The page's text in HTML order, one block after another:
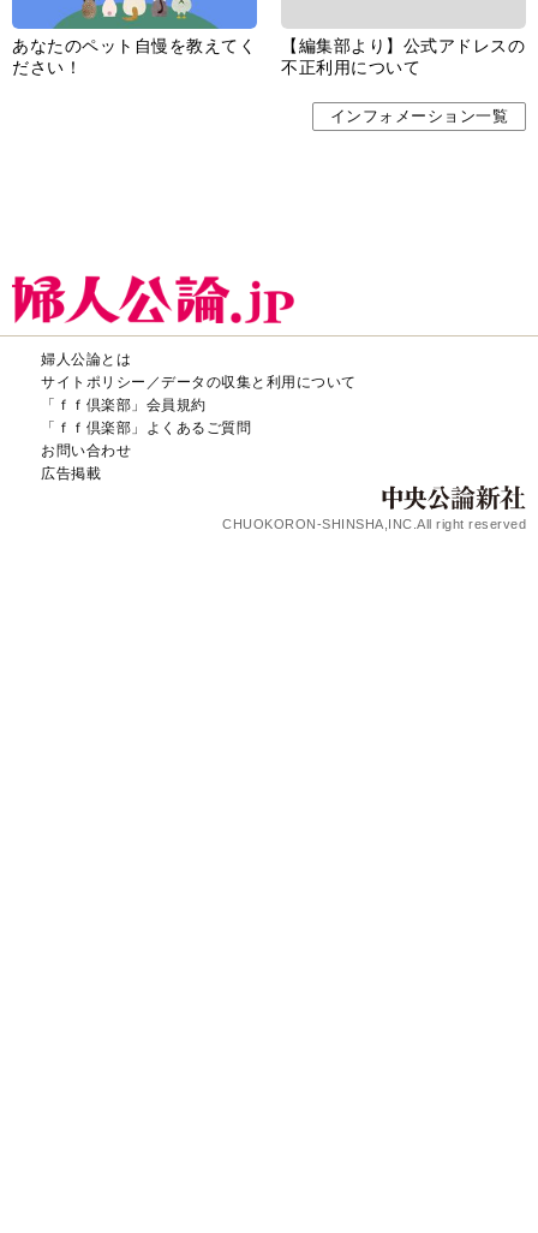
あなたのペット自慢を教えてく
ださい！
【編集部より】公式アドレスの
不正利用について
インフォメーション一覧
婦人公論とは
サイトポリシー／データの収集と利用について
「ｆｆ倶楽部」会員規約
「ｆｆ倶楽部」よくあるご質問
お問い合わせ
広告掲載
CHUOKORON-SHINSHA,INC.All right reserved